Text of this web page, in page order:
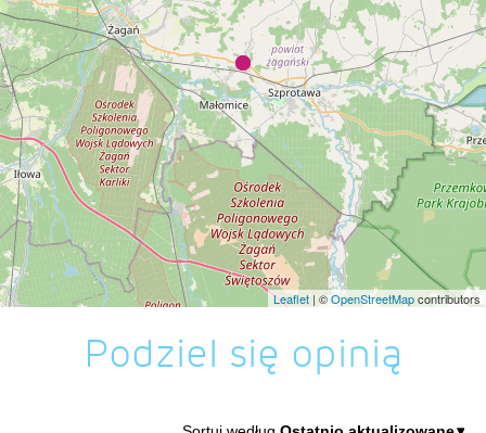
Leaflet | ©OpenStreetMapcontributors
Podziel się opinią